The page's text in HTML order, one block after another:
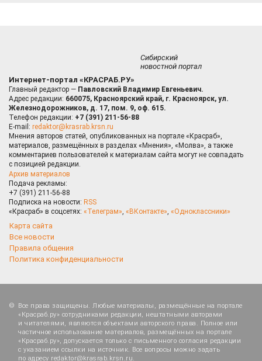
Сибирский
новостной портал
Интернет-портал «КРАСРАБ.РУ»
Главный редактор — Павловский Владимир Евгеньевич.
Адрес редакции: 660075, Красноярский край, г. Красноярск, ул.
Железнодорожников, д. 17, пом. 9, оф. 615.
Телефон редакции: +7 (391) 211-56-88
E-mail: redaktor@krasrab.krsn.ru
Мнения авторов статей, опубликованных на портале «Красраб»,
материалов, размещённых в разделах «Мнения», «Молва», а также
комментариев пользователей к материалам сайта могут не совпадать
с позицией редакции.
Архив материалов
Подача рекламы:
+7 (391) 211-56-88
Подписка на новости: RSS
«Красраб» в соцсетях: «Телеграм», «ВКонтакте», «Одноклассники»
Карта сайта
Все новости
Правила общения
Политика конфиденциальности
Все права защищены. Любые материалы, размещённые на портале
«Красраб.ру» сотрудниками редакции, нештатными авторами
и читателями, являются объектами авторского права. Полное или
частичное использование материалов, размещённых на портале
«Красраб.ру», допускается только с письменного согласия редакции
с указанием ссылки на источник. Все вопросы можно задать
по адресу redaktor@krasrab.krsn.ru.